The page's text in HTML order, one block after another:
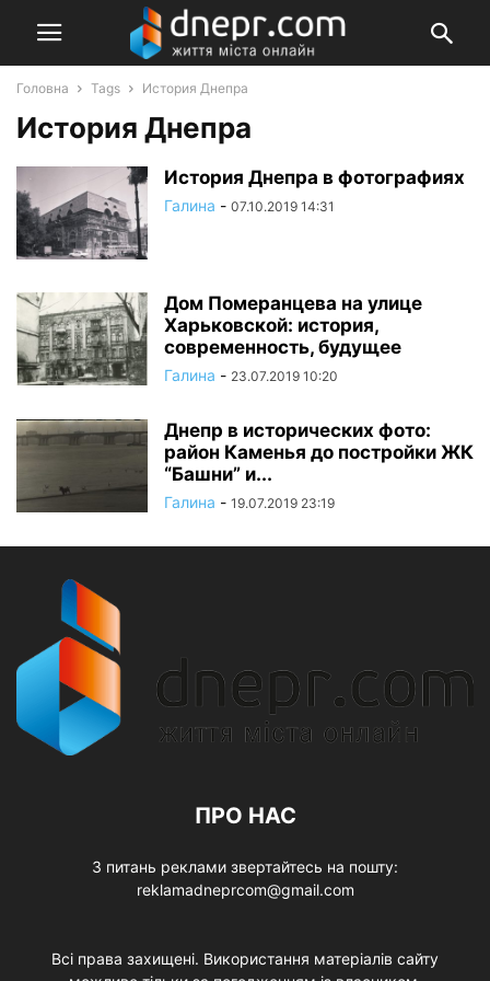
Головна Tags История Днепра
История Днепра
История Днепра в фотографиях
Галина - 07.10.2019 14:31
Дом Померанцева на улице
Харьковской: история,
современность, будущее
Галина - 23.07.2019 10:20
Днепр в исторических фото:
район Каменья до постройки ЖК
“Башни” и...
Галина - 19.07.2019 23:19
ПРО НАС
З питань реклами звертайтесь на пошту:
reklamadneprcom@gmail.com
Всі права захищені. Використання матеріалів сайту